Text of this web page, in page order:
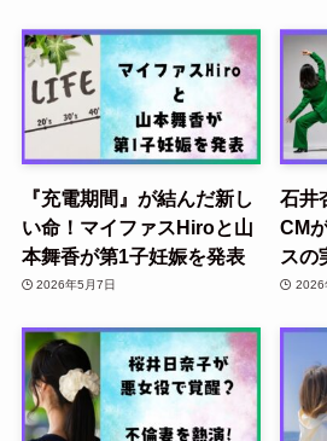
『充電期間』が結んだ新し
い命！マイファスHiroと山
本舞香が第1子妊娠を発表
2026年5月7日
石井
CM
スの
2026